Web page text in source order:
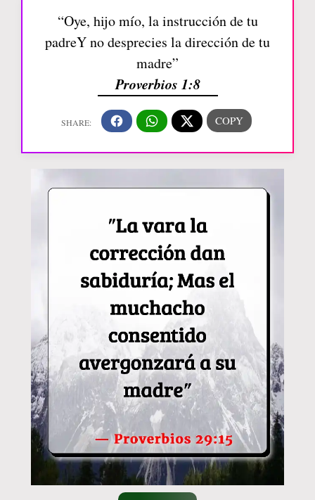
“Oye, hijo mío, la instrucción de tu
padreY no desprecies la dirección de tu
madre”
Proverbios 1:8